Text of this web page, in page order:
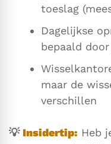
toeslag
Dagelijkse
bepaald
maar de
verschillen
💡Insidertip: Heb